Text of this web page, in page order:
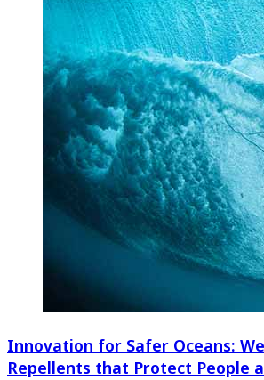
Innovation for Safer Oceans:
Repellents that Protect People